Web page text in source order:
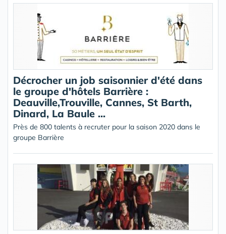
Décrocher un job saisonnier d'été dans
le groupe d'hôtels Barrière :
Deauville,Trouville, Cannes, St Barth,
Dinard, La Baule ...
Près de 800 talents à recruter pour la saison 2020 dans le
groupe Barrière